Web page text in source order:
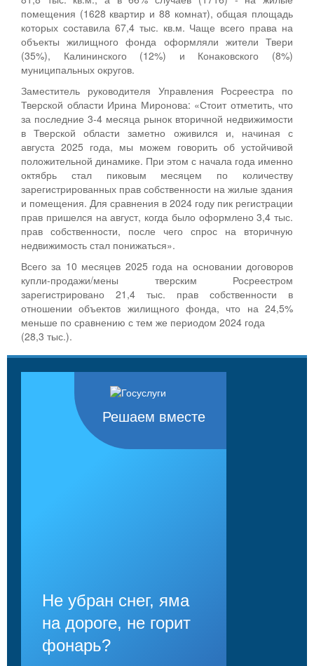
помещения (1628 квартир и 88 комнат), общая площадь
которых составила 67,4 тыс. кв.м. Чаще всего права на
объекты жилищного фонда оформляли жители Твери
(35%), Калининского (12%) и Конаковского (8%)
муниципальных округов.
Заместитель руководителя Управления Росреестра по
Тверской области Ирина Миронова: «Стоит отметить, что
за последние 3-4 месяца рынок вторичной недвижимости
в Тверской области заметно оживился и, начиная с
августа 2025 года, мы можем говорить об устойчивой
положительной динамике. При этом с начала года именно
октябрь стал пиковым месяцем по количеству
зарегистрированных прав собственности на жилые здания
и помещения. Для сравнения в 2024 году пик регистрации
прав пришелся на август, когда было оформлено 3,4 тыс.
прав собственности, после чего спрос на вторичную
недвижимость стал понижаться».
Всего за 10 месяцев 2025 года на основании договоров
купли-продажи/мены тверским Росреестром
зарегистрировано 21,4 тыс. прав собственности в
отношении объектов жилищного фонда, что на 24,5%
меньше по сравнению с тем же периодом 2024 года
(28,3 тыс.).
Решаем вместе
Не убран снег, яма
на дороге, не горит
фонарь?